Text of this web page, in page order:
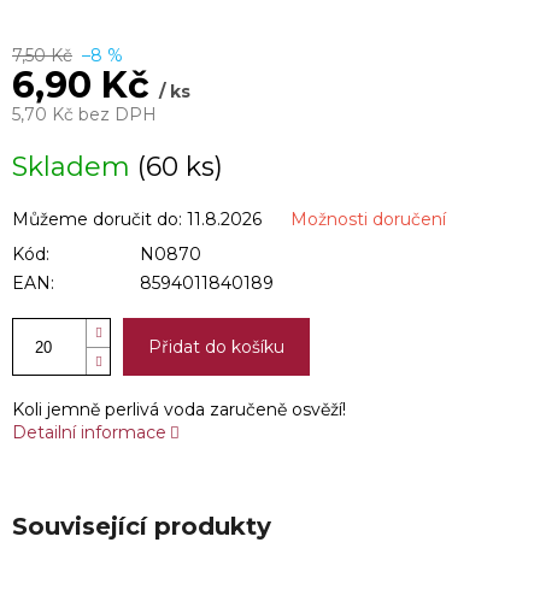
7,50 Kč –8 %
6,90 Kč/ ks
5,70 Kč bez DPH
cena:
Skladem (60 ks)
Můžeme doručit do: 11.8.2026
Možnosti doručení
Kód:
N0870
EAN:
8594011840189
Přidat do košíku
Koli jemně perlivá voda zaručeně osvěží!
Detailní informace
Související produkty